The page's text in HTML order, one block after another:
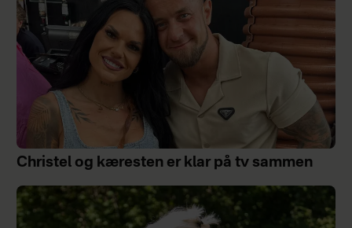
Christel og kæresten er klar på tv sammen